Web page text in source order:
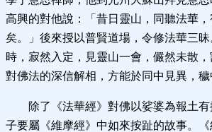
高興的對他說：「昔日靈山，同聽法華
矣。」後來授以普賢道場，令修法華三昧
時，寂然入定，見靈山一會，儼然未散
對佛法的深信解相，方能於同中見異，穢
除了《法華經》對佛以娑婆為報土
子要屬《維摩經》中如來按趾的故事。《